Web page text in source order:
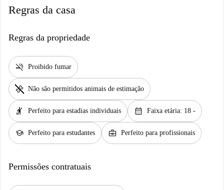
Regras da casa
Regras da propriedade
smoke_free Proibido fumar
pet_supplies Não são permitidos animais de estimação
hail Perfeito para estadias individuais calendar_month Faixa etária: 18 -
school Perfeito para estudantes business_center Perfeito para profissionais
Permissões contratuais